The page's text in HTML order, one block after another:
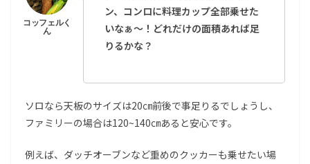
ン、コンロに料理カップ全部乗せた
いなぁ～！どれだけの面積あれば足
りるかな？
ソロなら天板のサイズは20㎝前後で事足りるでしょうし、
ファミリーの場合は120~140㎝あると安心です。
例えば、ダッチオーブンなど重めのクッカーも乗せたい場